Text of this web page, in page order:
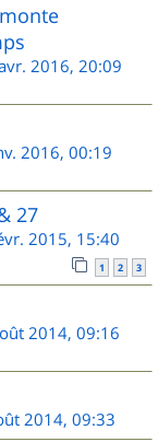
2016, 20:09
2016, 00:19
27
2015, 15:40
1 2 3
2014, 09:16
2014, 09:33